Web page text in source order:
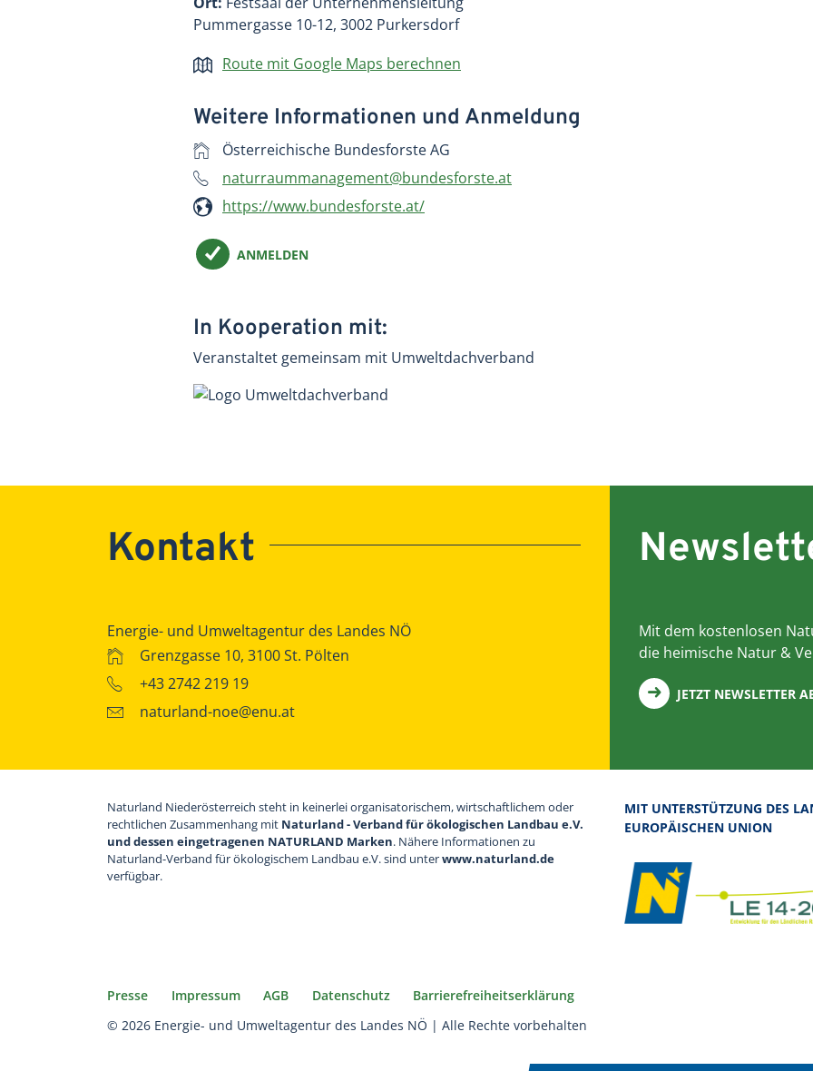
Pummergasse 10-12, 3002 Purkersdorf
Route mit Google Maps berechnen
Weitere Informationen und Anmeldung
Österreichische Bundesforste AG
naturraummanagement@bundesforste.at
https://www.bundesforste.at/
ANMELDEN
In Kooperation mit:
Veranstaltet gemeinsam mit Umweltdachverband
Mit dem kostenlosen
die heimische Natur &
JETZT NEWSLETTER
Kontakt
Energie- und Umweltagentur des Landes NÖ
Grenzgasse 10, 3100 St. Pölten
+43 2742 219 19
naturland-noe@enu.at
Naturland Niederösterreich steht in keinerlei organisatorischem, wirtschaftlichem oder
rechtlichen Zusammenhang mit Naturland - Verband für ökologischen Landbau e.V.
und dessen eingetragenen NATURLAND Marken. Nähere Informationen zu
Naturland-Verband für ökologischem Landbau e.V. sind unterwww.naturland.de
verfügbar.
MIT UNTERSTÜTZUNG DES
EUROPÄISCHEN UNION
Presse Impressum AGB Datenschutz
Barrierefreiheitserklärung
© 2026 Energie- und Umweltagentur des Landes NÖ | Alle Rechte vorbehalten